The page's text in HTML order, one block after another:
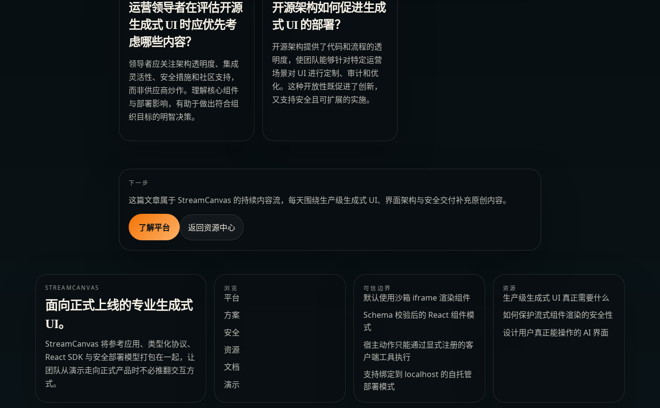
运营领导者在评估开源
生成式 UI 时应优先考
虑哪些内容？
领导者应关注架构透明度、集成
灵活性、安全措施和社区支持，
而非供应商炒作。理解核心组件
与部署影响，有助于做出符合组
织目标的明智决策。
开源架构如何促进生成
式 UI 的部署？
开源架构提供了代码和流程的透
明度，使团队能够针对特定运营
场景对 UI 进行定制、审计和优
化。这种开放性既促进了创新，
又支持安全且可扩展的实施。
下一步
这篇文章属于 StreamCanvas 的持续内容流，每天围绕生产级生成式 UI、界面架构与安全交付补充原创内容。
了解平台 返回资源中心
STREAMCANVAS
面向正式上线的专业生成式
UI。
StreamCanvas 将参考应用、类型化协议、
React SDK 与安全部署模型打包在一起，让
团队从演示走向正式产品时不必推翻交互方
式。
浏览
平台
方案
安全
资源
文档
演示
可信边界
默认使用沙箱 iframe 渲染组件
Schema 校验后的 React 组件模
式
宿主动作只能通过显式注册的客
户端工具执行
支持绑定到 localhost 的自托管
部署模式
资源
生产级生成式 UI 真正需要什么
如何保护流式组件渲染的安全性
设计用户真正能操作的 AI 界面